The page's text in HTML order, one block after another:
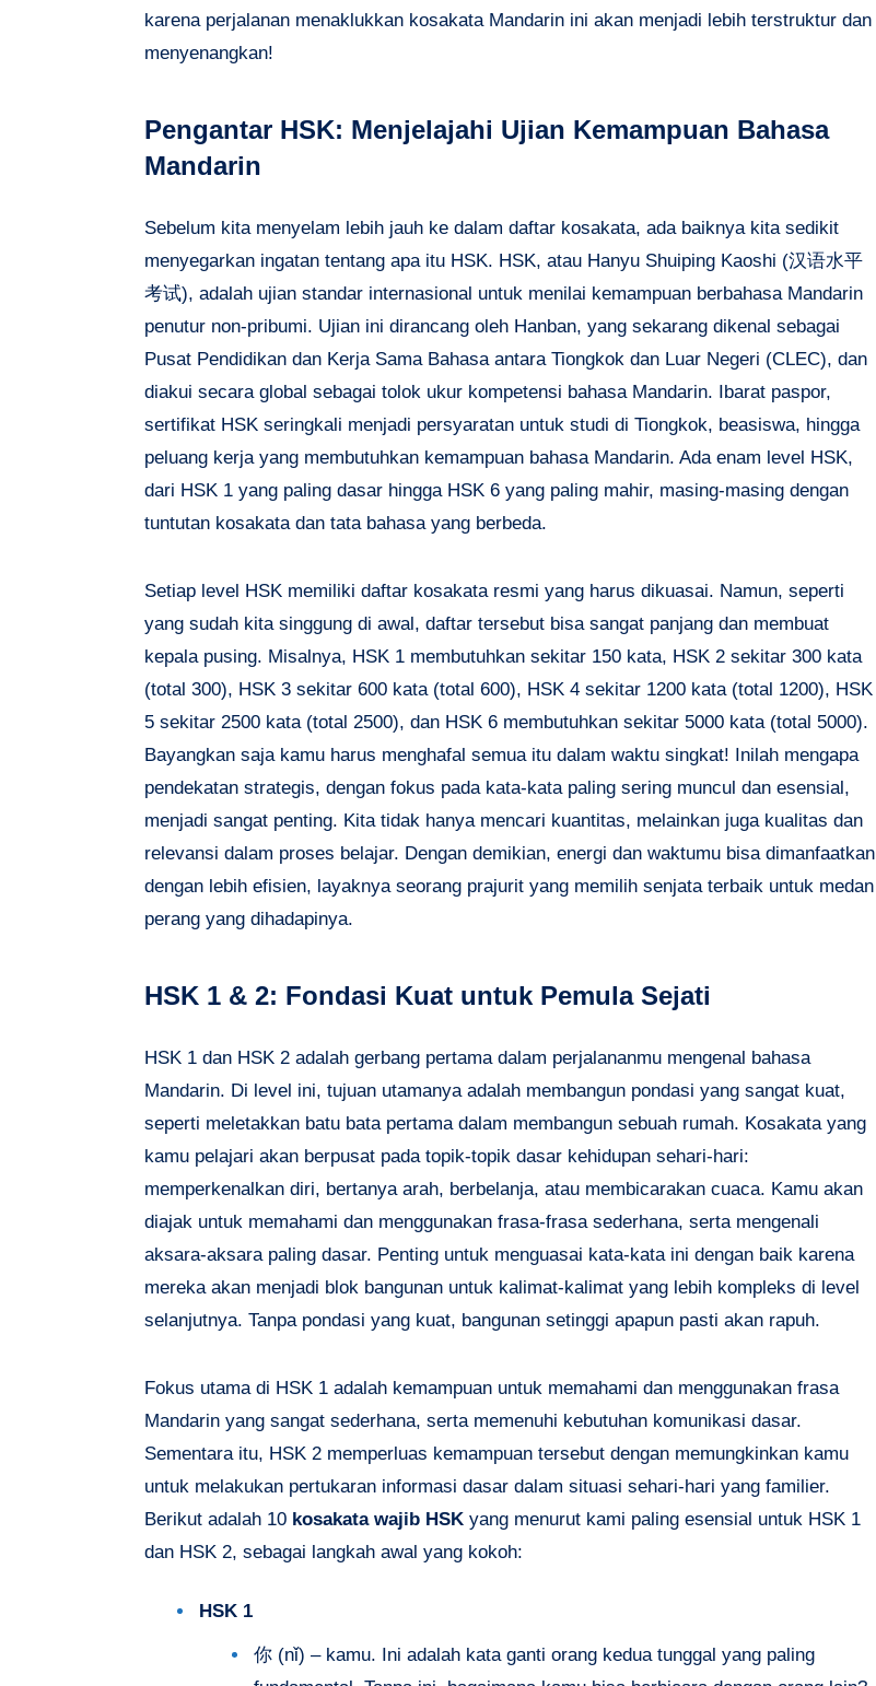
karena perjalanan menaklukkan kosakata Mandarin ini akan menjadi lebih terstruktur dan
menyenangkan!
Pengantar HSK: Menjelajahi Ujian Kemampuan Bahasa
Mandarin
Sebelum kita menyelam lebih jauh ke dalam daftar kosakata, ada baiknya kita sedikit
menyegarkan ingatan tentang apa itu HSK. HSK, atau Hanyu Shuiping Kaoshi (汉语水平
考试), adalah ujian standar internasional untuk menilai kemampuan berbahasa Mandarin
penutur non-pribumi. Ujian ini dirancang oleh Hanban, yang sekarang dikenal sebagai
Pusat Pendidikan dan Kerja Sama Bahasa antara Tiongkok dan Luar Negeri (CLEC), dan
diakui secara global sebagai tolok ukur kompetensi bahasa Mandarin. Ibarat paspor,
sertifikat HSK seringkali menjadi persyaratan untuk studi di Tiongkok, beasiswa, hingga
peluang kerja yang membutuhkan kemampuan bahasa Mandarin. Ada enam level HSK,
dari HSK 1 yang paling dasar hingga HSK 6 yang paling mahir, masing-masing dengan
tuntutan kosakata dan tata bahasa yang berbeda.
Setiap level HSK memiliki daftar kosakata resmi yang harus dikuasai. Namun, seperti
yang sudah kita singgung di awal, daftar tersebut bisa sangat panjang dan membuat
kepala pusing. Misalnya, HSK 1 membutuhkan sekitar 150 kata, HSK 2 sekitar 300 kata
(total 300), HSK 3 sekitar 600 kata (total 600), HSK 4 sekitar 1200 kata (total 1200), HSK
5 sekitar 2500 kata (total 2500), dan HSK 6 membutuhkan sekitar 5000 kata (total 5000).
Bayangkan saja kamu harus menghafal semua itu dalam waktu singkat! Inilah mengapa
pendekatan strategis, dengan fokus pada kata-kata paling sering muncul dan esensial,
menjadi sangat penting. Kita tidak hanya mencari kuantitas, melainkan juga kualitas dan
relevansi dalam proses belajar. Dengan demikian, energi dan waktumu bisa dimanfaatkan
dengan lebih efisien, layaknya seorang prajurit yang memilih senjata terbaik untuk medan
perang yang dihadapinya.
HSK 1 & 2: Fondasi Kuat untuk Pemula Sejati
HSK 1 dan HSK 2 adalah gerbang pertama dalam perjalananmu mengenal bahasa
Mandarin. Di level ini, tujuan utamanya adalah membangun pondasi yang sangat kuat,
seperti meletakkan batu bata pertama dalam membangun sebuah rumah. Kosakata yang
kamu pelajari akan berpusat pada topik-topik dasar kehidupan sehari-hari:
memperkenalkan diri, bertanya arah, berbelanja, atau membicarakan cuaca. Kamu akan
diajak untuk memahami dan menggunakan frasa-frasa sederhana, serta mengenali
aksara-aksara paling dasar. Penting untuk menguasai kata-kata ini dengan baik karena
mereka akan menjadi blok bangunan untuk kalimat-kalimat yang lebih kompleks di level
selanjutnya. Tanpa pondasi yang kuat, bangunan setinggi apapun pasti akan rapuh.
Fokus utama di HSK 1 adalah kemampuan untuk memahami dan menggunakan frasa
Mandarin yang sangat sederhana, serta memenuhi kebutuhan komunikasi dasar.
Sementara itu, HSK 2 memperluas kemampuan tersebut dengan memungkinkan kamu
untuk melakukan pertukaran informasi dasar dalam situasi sehari-hari yang familier.
Berikut adalah 10 kosakata wajib HSK yang menurut kami paling esensial untuk HSK 1
dan HSK 2, sebagai langkah awal yang kokoh:
HSK 1
你 (nǐ) – kamu. Ini adalah kata ganti orang kedua tunggal yang paling